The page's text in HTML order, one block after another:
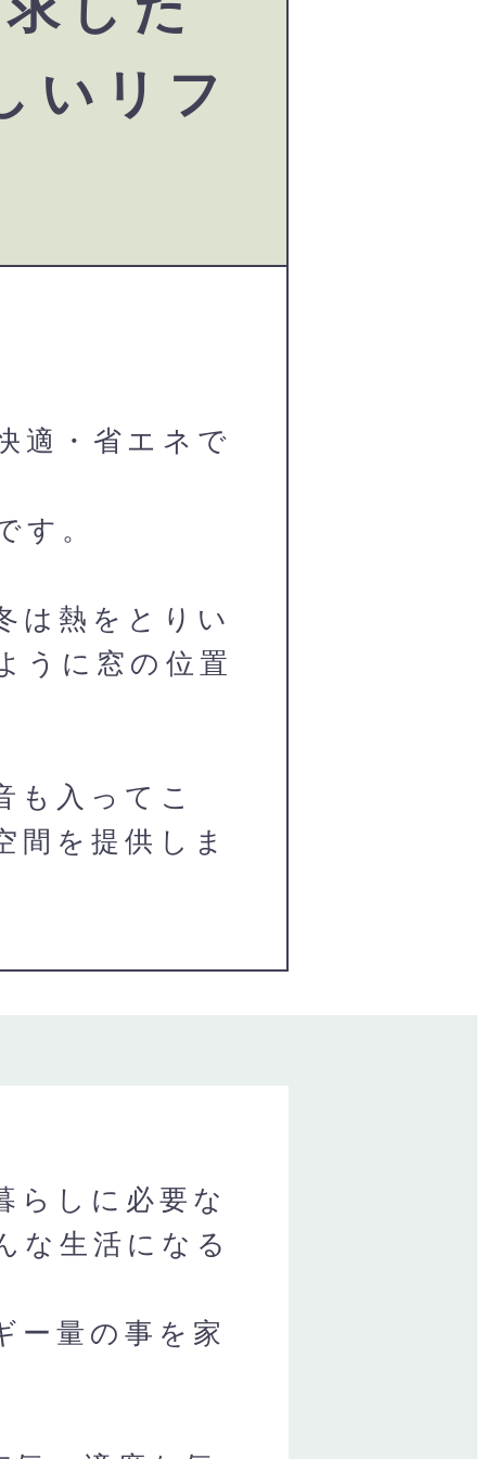
いリフ
適・省エネで
す。
は熱をとりい
うに窓の位置
も入ってこ
間を提供しま
らしに必要な
な生活になる
ー量の事を家